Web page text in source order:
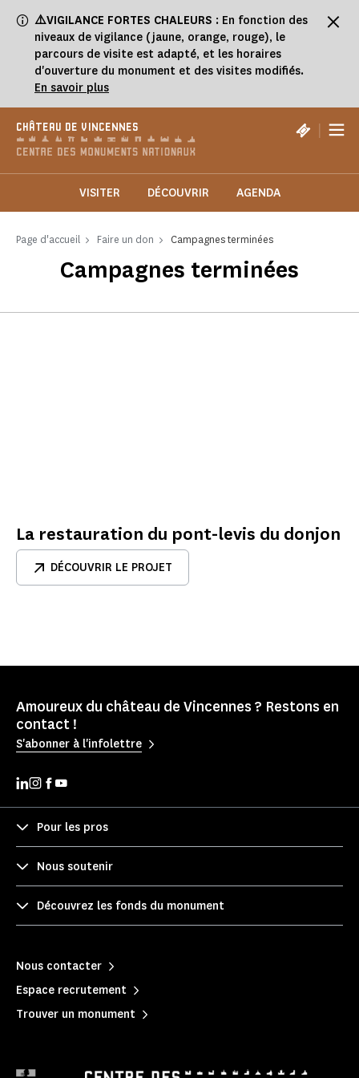
⚠️VIGILANCE FORTES CHALEURS : En fonction des
niveaux de vigilance (jaune, orange, rouge), le
parcours de visite est adapté, et les horaires
d'ouverture du monument et des visites modifiés.
En savoir plus
CHÂTEAU DE VINCENNES |
VISITER DÉCOUVRIR AGENDA
Page d'accueil Faire un don Campagnes terminées
Campagnes terminées
La restauration du pont-levis du donjon
DÉCOUVRIR LE PROJET
Amoureux du château de Vincennes ? Restons en
contact !
S'abonner à l'infolettre
Pour les pros
Nous soutenir
Découvrez les fonds du monument
Nous contacter
Espace recrutement
Trouver un monument